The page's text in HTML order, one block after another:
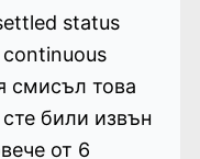
status
continuous
смисъл това
били извън
от 6